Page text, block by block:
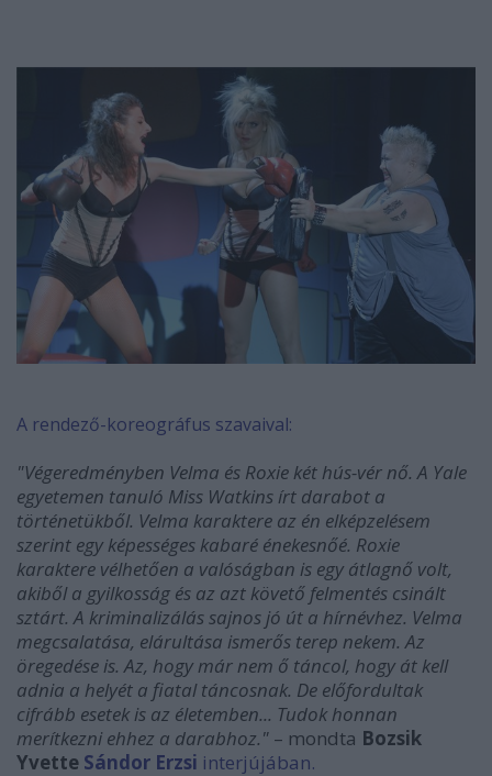
A rendező-koreográfus szavaival:
"Végeredményben Velma és Roxie két hús-vér nő. A Yale
egyetemen tanuló Miss Watkins írt darabot a
történetükből. Velma karaktere az én elképzelésem
szerint egy képességes kabaré énekesnőé. Roxie
karaktere vélhetően a valóságban is egy átlagnő volt,
akiből a gyilkosság és az azt követő felmentés csinált
sztárt. A kriminalizálás sajnos jó út a hírnévhez. Velma
megcsalatása, elárultása ismerős terep nekem. Az
öregedése is. Az, hogy már nem ő táncol, hogy át kell
adnia a helyét a fiatal táncosnak. De előfordultak
cifrább esetek is az életemben... Tudok honnan
merítkezni ehhez a darabhoz." – mondta Bozsik
Yvette Sándor Erzsi interjújában.